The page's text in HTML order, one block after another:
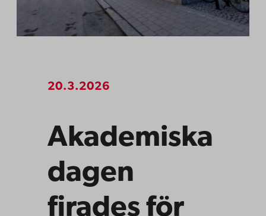
20.3.2026
Akademiska
dagen
firades för